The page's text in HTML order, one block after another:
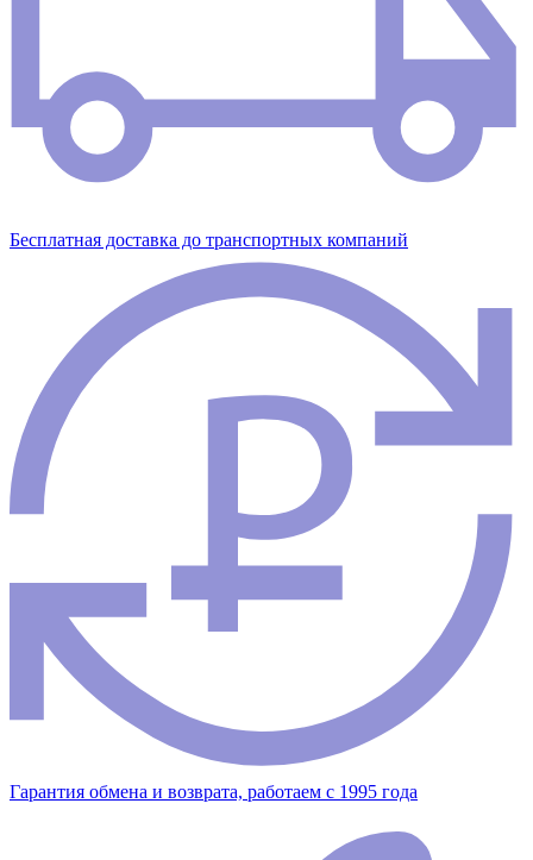
Бесплатная доставка до транспортных компаний
Гарантия обмена и возврата, работаем с 1995 года